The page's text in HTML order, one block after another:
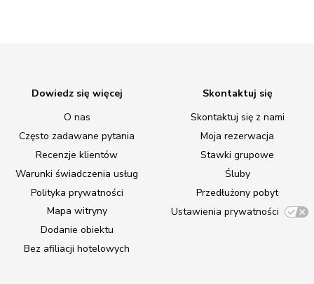
Dowiedz się więcej
O nas
Często zadawane pytania
Recenzje klientów
Warunki świadczenia usług
Polityka prywatności
Mapa witryny
Dodanie obiektu
Bez afiliacji hotelowych
Skontaktuj się
Skontaktuj się z nami
Moja rezerwacja
Stawki grupowe
Śluby
Przedłużony pobyt
Ustawienia prywatności